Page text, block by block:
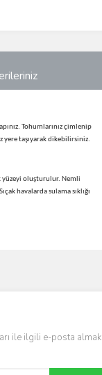
Tohumlarınız çimlenip
yere taşıyarak dikebilirsiniz.
yüzeyi oluşturulur. Nemli
havalarda sulama sıklığı
ile ilgili e-posta almak